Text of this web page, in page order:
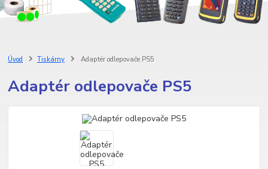
Úvod Tiskárny Adaptér odlepovače PS5
Adaptér odlepovače PS5